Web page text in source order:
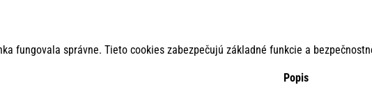
fungovala správne. Tieto cookies zabezpečujú základné funkcie a
Popis